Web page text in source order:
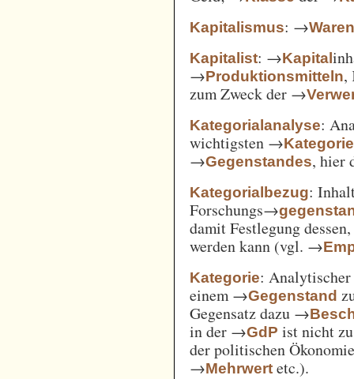
Kapitalismus: →
Kapitalist: →Kapital
→Produktionsmitteln,
zum Zweck der →
Kategorialanalyse:
wichtigsten →
→Gegenstandes, hier
Kategorialbezug:
Forschungs→
damit Festlegung
werden kann (vgl. →
Kategorie:
einem →Gegenstand
Gegensatz dazu →
in der →GdP ist nicht
der politischen
→Mehrwert etc.).